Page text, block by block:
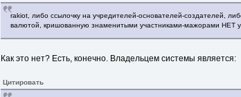
rakiot, либо ссылочку на учредителей-основателей-создателей,
валютой, кришованную знаменитыми участниками-мажорами НЕТ
Как это нет? Есть, конечно. Владельцем системы является:
Цитировать